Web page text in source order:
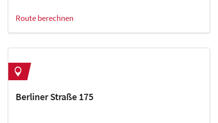
Route berechnen
Berliner Straße 175